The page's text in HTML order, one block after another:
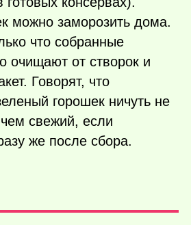
можно заморозить дома.
что собранные
очищают от створок и
Говорят, что
горошек ничуть не
свежий, если
же после сбора.